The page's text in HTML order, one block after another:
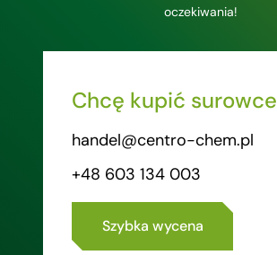
oczekiwania!
Chcę kupić surowce
handel@centro-chem.pl
+48 603 134 003
Szybka wycena